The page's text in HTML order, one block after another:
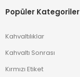
Popüler Kategoriler
Kahvaltılıklar
Kahvaltı Sonrası
Kırmızı Etiket